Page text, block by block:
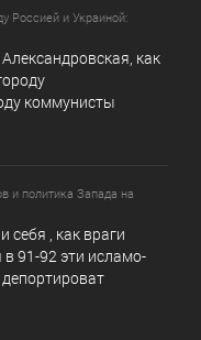
Россией и Украиной:
как
коммунисты
и политика Запада на
себя , как враги
91-92 эти исламо-